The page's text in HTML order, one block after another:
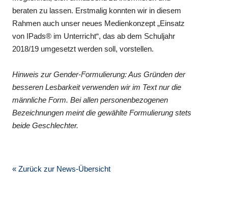
beraten zu lassen. Erstmalig konnten wir in diesem
Rahmen auch unser neues Medienkonzept „Einsatz
von IPads® im Unterricht“, das ab dem Schuljahr
2018/19 umgesetzt werden soll, vorstellen.
Hinweis zur Gender-Formulierung: Aus Gründen der
besseren Lesbarkeit verwenden wir im Text nur die
männliche Form. Bei allen personenbezogenen
Bezeichnungen meint die gewählte Formulierung stets
beide Geschlechter.
« Zurück zur News-Übersicht